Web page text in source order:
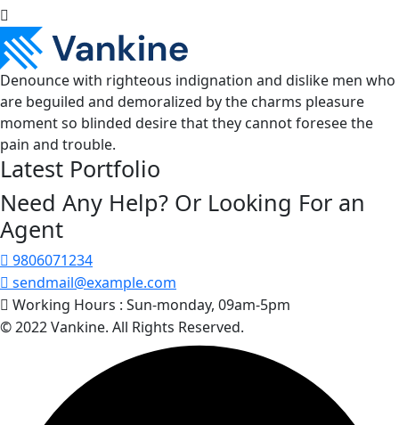
Denounce with righteous indignation and dislike men who
are beguiled and demoralized by the charms pleasure
moment so blinded desire that they cannot foresee the
pain and trouble.
Latest Portfolio
Need Any Help? Or Looking For an
Agent
9806071234
sendmail@example.com
Working Hours : Sun-monday, 09am-5pm
© 2022 Vankine. All Rights Reserved.